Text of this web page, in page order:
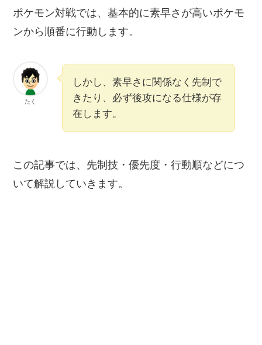
ポケモン対戦では、基本的に素早さが高いポケモ
ンから順番に行動します。
たく
しかし、素早さに関係なく先制で
きたり、必ず後攻になる仕様が存
在します。
この記事では、先制技・優先度・行動順などにつ
いて解説していきます。